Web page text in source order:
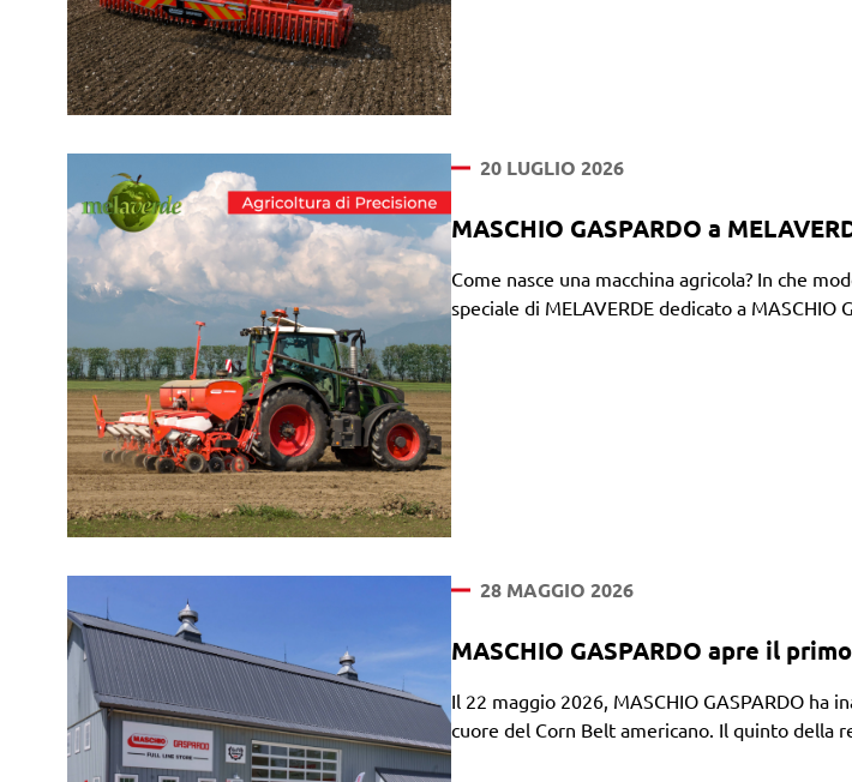
20 LUGLIO 2026
MASCHIO GASPARDO a
Come nasce una macchina agricola? In che
speciale di MELAVERDE dedicato a MASCHIO
28 MAGGIO 2026
MASCHIO GASPARDO apre il
Il 22 maggio 2026, MASCHIO GASPARDO
cuore del Corn Belt americano. Il quinto della